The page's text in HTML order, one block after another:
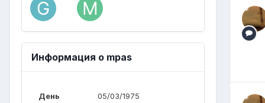
Информация о mpas
День
05/03/1975